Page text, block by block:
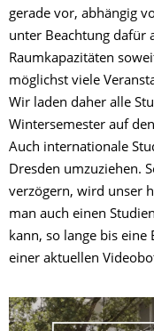
gerade vor, abhängig
unter Beachtung dafür
Raumkapazitäten
möglichst viele
Wir laden daher alle
Wintersemester auf
Auch internationale
Dresden umzuziehen.
verzögern, wird unser
man auch einen
kann, so lange bis eine
einer aktuellen